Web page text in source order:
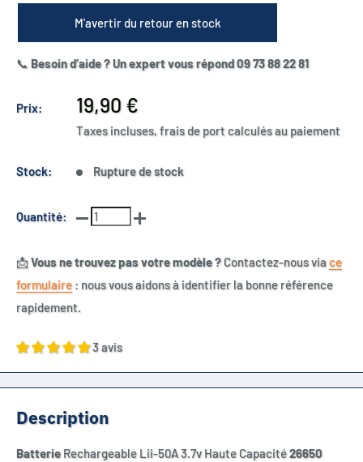
M'avertir du retour en stock
📞 Besoin d’aide ? Un expert vous répond 09 73 88 22 81
Prix:
Prix
réduit
19,90 €
Taxes incluses, frais de port calculés au paiement
Stock: Rupture de stock
Quantité:
📩Vous ne trouvez pas votre modèle ?Contactez-nous viace
formulaire : nous vous aidons à identifier la bonne référence
rapidement.
3 avis
Description
BatterieRechargeable Lii-50A 3.7v Haute Capacité26650